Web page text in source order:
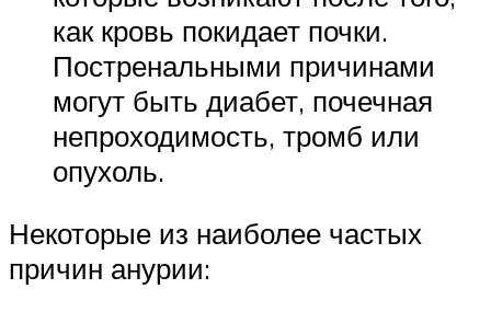
как кровь покидает почки.
Постренальными причинами
могут быть диабет, почечная
непроходимость, тромб или
опухоль.
Некоторые из наиболее частых
причин анурии: